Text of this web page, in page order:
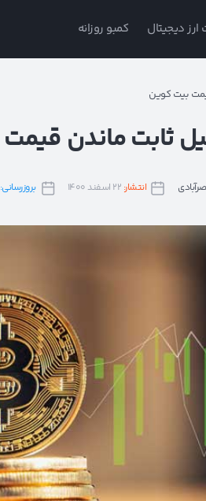
دیجیتال کمبو روزانه
بیت کوین
ثابت ماندن
انتشار: بروزرسانی: